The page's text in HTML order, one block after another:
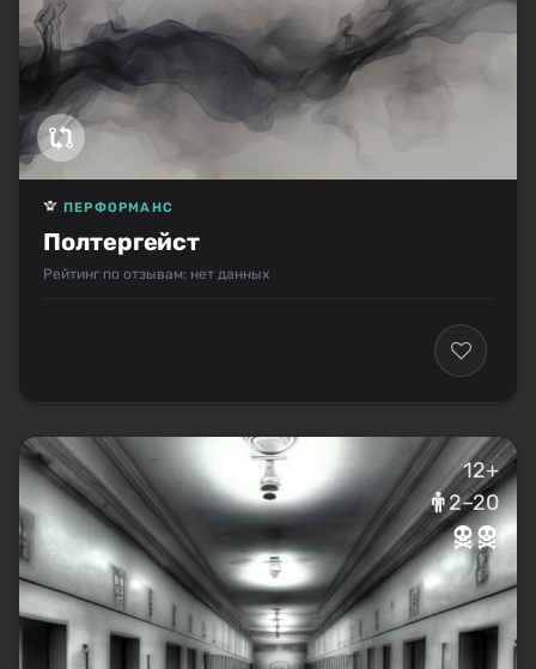
Полтергейст
ПЕРФОРМАНС
Рейтинг по отзывам: нет данных
12+
2–20